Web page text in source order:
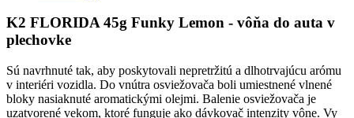
K2 FLORIDA 45g Funky Lemon - vôňa do auta v
plechovke
Sú navrhnuté tak, aby poskytovali nepretržitú a dlhotrvajúcu arómu
v interiéri vozidla. Do vnútra osviežovača boli umiestnené vlnené
bloky nasiaknuté aromatickými olejmi. Balenie osviežovača je
uzatvorené vekom, ktoré funguje ako dávkovač intenzity vône. Vy